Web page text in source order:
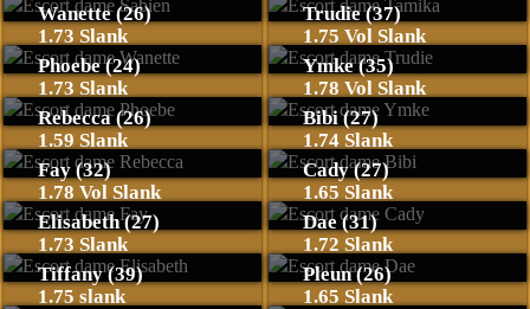
Wanette (26)
1.73 Slank
Trudie (37)
1.75 Vol Slank
Phoebe (24)
1.73 Slank
Ymke (35)
1.78 Vol Slank
Rebecca (26)
1.59 Slank
Bibi (27)
1.74 Slank
Fay (32)
1.78 Vol Slank
Cady (27)
1.65 Slank
Elisabeth (27)
1.73 Slank
Dae (31)
1.72 Slank
Tiffany (39)
1.75 slank
Pleun (26)
1.65 Slank